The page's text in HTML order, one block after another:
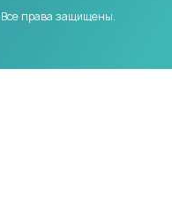
права защищены.